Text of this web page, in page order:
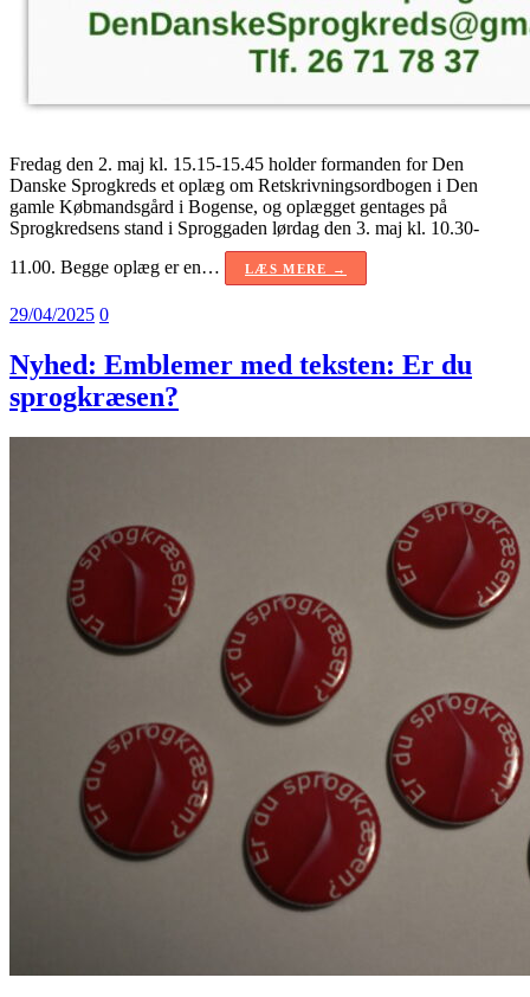
Fredag den 2. maj kl. 15.15-15.45 holder formanden for Den
Danske Sprogkreds et oplæg om Retskrivningsordbogen i Den
gamle Købmandsgård i Bogense, og oplægget gentages på
Sprogkredsens stand i Sproggaden lørdag den 3. maj kl. 10.30-
11.00. Begge oplæg er en…
LÆS MERE →
29/04/2025 0
Nyhed: Emblemer med teksten: Er du
sprogkræsen?